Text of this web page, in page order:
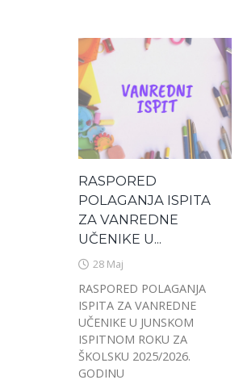
RASPORED
POLAGANJA ISPITA
ZA VANREDNE
UČENIKE U...
28 Maj
RASPORED POLAGANJA
ISPITA ZA VANREDNE
UČENIKE U JUNSKOM
ISPITNOM ROKU ZA
ŠKOLSKU 2025/2026.
GODINU